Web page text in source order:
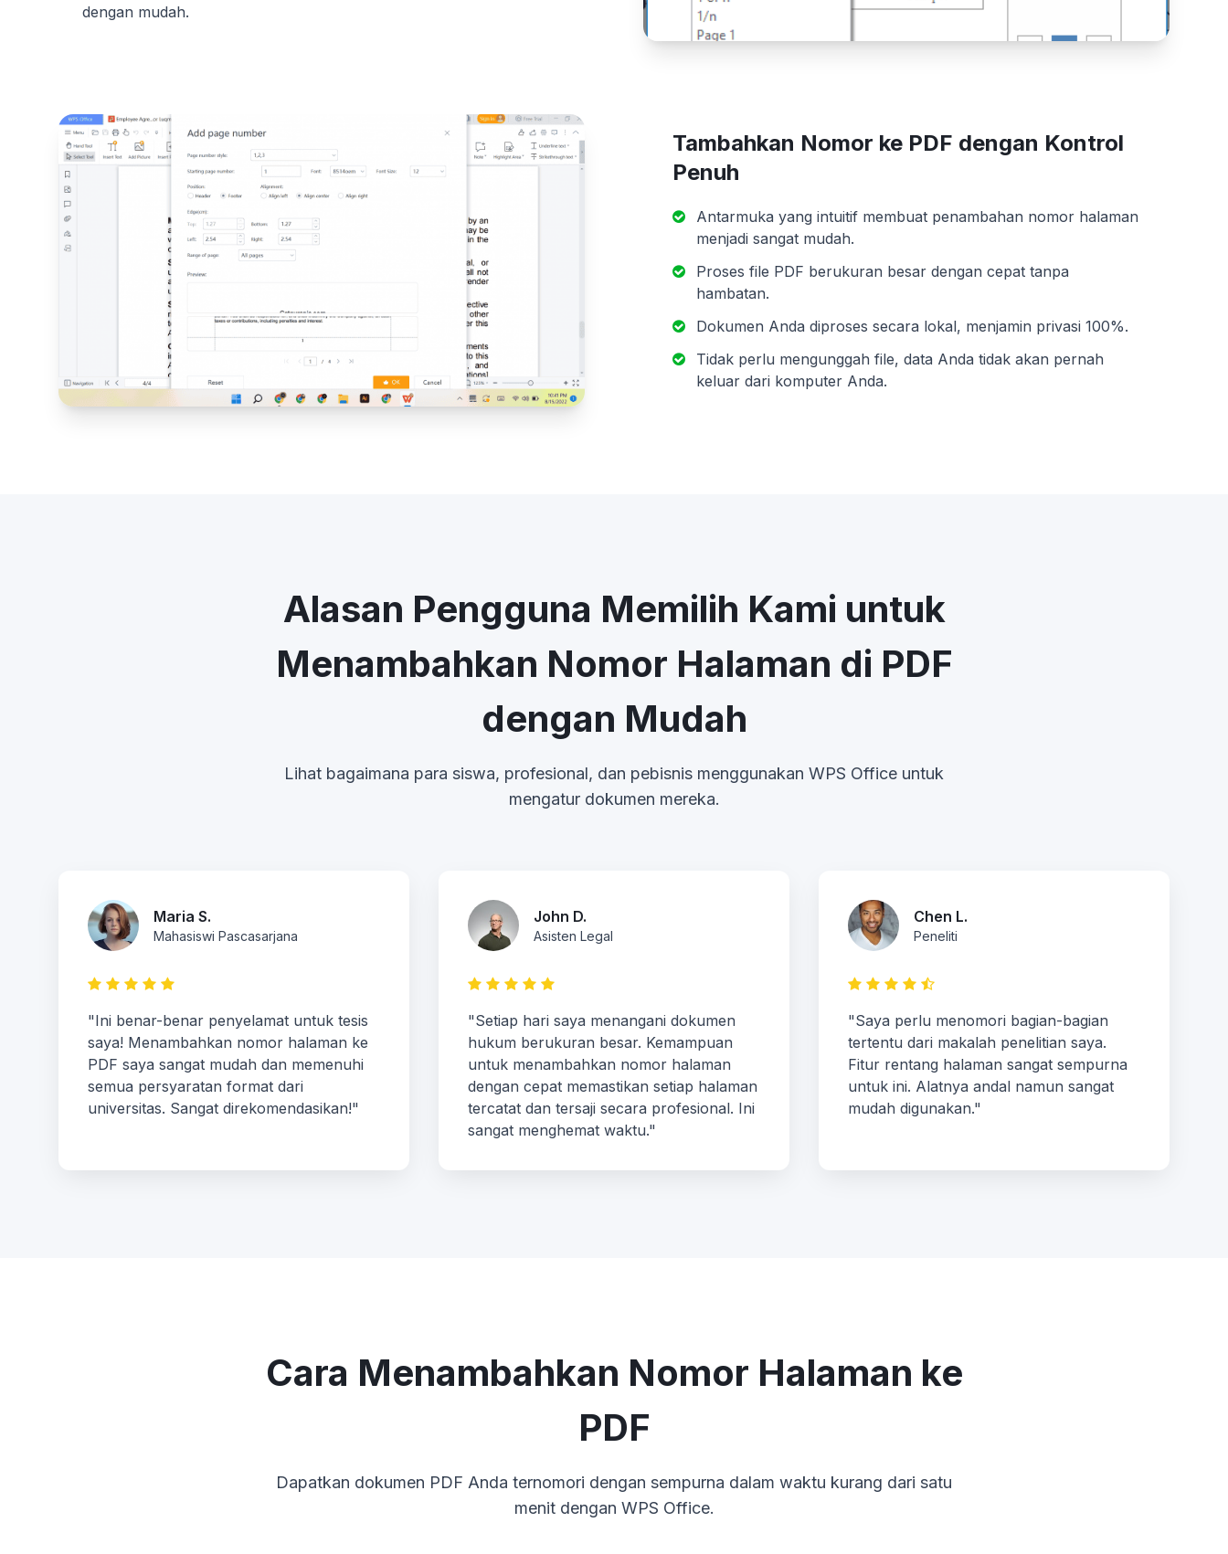
dengan mudah.
Tambahkan Nomor ke PDF dengan Kontrol
Penuh
Antarmuka yang intuitif membuat penambahan nomor halaman
menjadi sangat mudah.
Proses file PDF berukuran besar dengan cepat tanpa
hambatan.
Dokumen Anda diproses secara lokal, menjamin privasi 100%.
Tidak perlu mengunggah file, data Anda tidak akan pernah
keluar dari komputer Anda.
Alasan Pengguna Memilih Kami untuk
Menambahkan Nomor Halaman di PDF
dengan Mudah
Lihat bagaimana para siswa, profesional, dan pebisnis menggunakan WPS Office untuk
mengatur dokumen mereka.
Maria S.
Mahasiswi Pascasarjana
"Ini benar-benar penyelamat untuk tesis
saya! Menambahkan nomor halaman ke
PDF saya sangat mudah dan memenuhi
semua persyaratan format dari
universitas. Sangat direkomendasikan!"
John D.
Asisten Legal
"Setiap hari saya menangani dokumen
hukum berukuran besar. Kemampuan
untuk menambahkan nomor halaman
dengan cepat memastikan setiap halaman
tercatat dan tersaji secara profesional. Ini
sangat menghemat waktu."
Chen L.
Peneliti
"Saya perlu menomori bagian-bagian
tertentu dari makalah penelitian saya.
Fitur rentang halaman sangat sempurna
untuk ini. Alatnya andal namun sangat
mudah digunakan."
Cara Menambahkan Nomor Halaman ke
PDF
Dapatkan dokumen PDF Anda ternomori dengan sempurna dalam waktu kurang dari satu
menit dengan WPS Office.